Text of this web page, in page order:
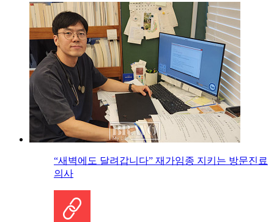
“새벽에도 달려갑니다” 재가임종 지키는 방문진료
의사